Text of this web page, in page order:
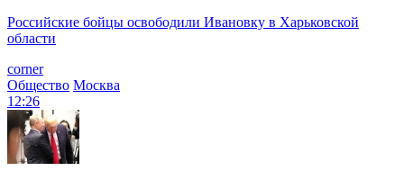
Российские бойцы освободили Ивановку в Харьковской
области
corner
Общество Москва
12:26